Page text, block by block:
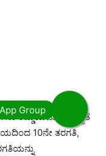
ಕಡ್ಡಾಯವಾಗಿ ಮಾನ್ಯತೆ
10ನೇ ತರಗತಿ,